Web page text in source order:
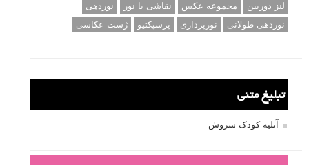
لنز دوربین
مجموعه عکس نقاشی با نور
نوردهی
نوردهی طولانی
نورپردازی پرسپکتیو ژست عکاسی
تبلیغ متنی
آتلیه کودک سروش